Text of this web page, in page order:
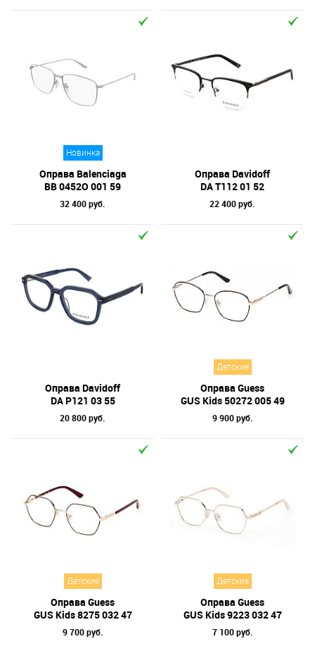
Новинка
Оправа Balenciaga
BB 0452O 001 59
32 400 руб.
Оправа Davidoff
DA T112 01 52
22 400 руб.
Оправа Davidoff
DA P121 03 55
20 800 руб.
Детские
Оправа Guess
GUS Kids 50272 005 49
9 900 руб.
Детские
Оправа Guess
GUS Kids 8275 032 47
9 700 руб.
Детские
Оправа Guess
GUS Kids 9223 032 47
7 100 руб.